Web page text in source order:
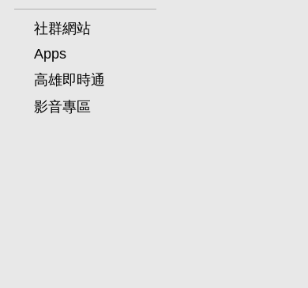
社群網站
Apps
高雄即時通
影音專區